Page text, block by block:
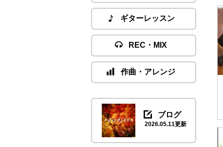
ギターレッスン
REC・MIX
作曲・アレンジ
ブログ
2026.05.11更新